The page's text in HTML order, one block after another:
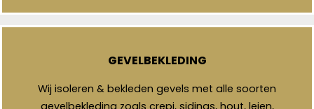
GEVELBEKLEDING
Wij isoleren & bekleden gevels met alle soorten
gevelbekleding zoals crepi, sidings, hout, leien,